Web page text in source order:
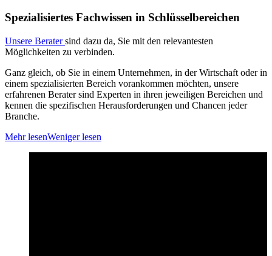
Spezialisiertes Fachwissen in Schlüsselbereichen
Unsere Beratersind dazu da, Sie mit den relevantesten
Möglichkeiten zu verbinden.
Ganz gleich, ob Sie in einem Unternehmen, in der Wirtschaft oder in
einem spezialisierten Bereich vorankommen möchten, unsere
erfahrenen Berater sind Experten in ihren jeweiligen Bereichen und
kennen die spezifischen Herausforderungen und Chancen jeder
Branche.
Mehr lesenWeniger lesen